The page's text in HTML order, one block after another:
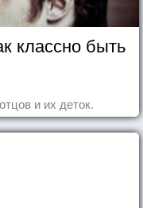
классно быть
и их деток.